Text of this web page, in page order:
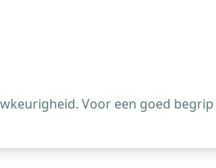
Voor een goed